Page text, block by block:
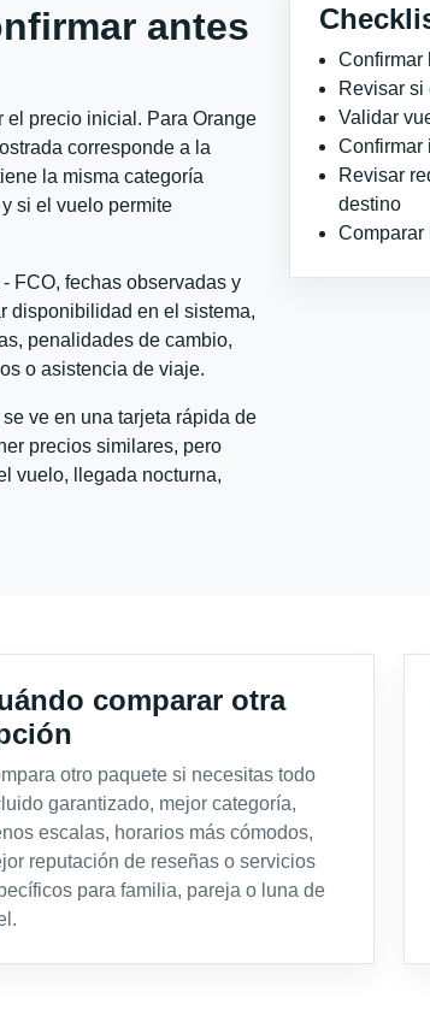
antes
el precio inicial. Para Orange
corresponde a la
la misma categoría
si el vuelo permite
FCO, fechas observadas y
disponibilidad en el sistema,
penalidades de cambio,
o asistencia de viaje.
ve en una tarjeta rápida de
precios similares, pero
vuelo, llegada nocturna,
Confirmar
Revisar si
Validar
Confirmar
Revisar
destino
Comparar
comparar otra
otro paquete si necesitas todo
garantizado, mejor categoría,
escalas, horarios más cómodos,
reputación de reseñas o servicios
para familia, pareja o luna de